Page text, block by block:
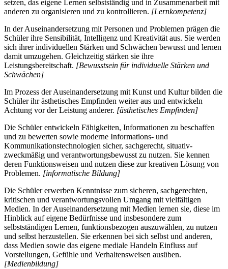
setzen, das eigene Lernen selbstständig und in Zusammenarbeit mit
anderen zu organisieren und zu kontrollieren. [Lernkompetenz]
In der Auseinandersetzung mit Personen und Problemen prägen die
Schüler ihre Sensibilität, Intelligenz und Kreativität aus. Sie werden
sich ihrer individuellen Stärken und Schwächen bewusst und lernen
damit umzugehen. Gleichzeitig stärken sie ihre
Leistungsbereitschaft. [Bewusstsein für individuelle Stärken und
Schwächen]
Im Prozess der Auseinandersetzung mit Kunst und Kultur bilden die
Schüler ihr ästhetisches Empfinden weiter aus und entwickeln
Achtung vor der Leistung anderer. [ästhetisches Empfinden]
Die Schüler entwickeln Fähigkeiten, Informationen zu beschaffen
und zu bewerten sowie moderne Informations- und
Kommunikationstechnologien sicher, sachgerecht, situativ-
zweckmäßig und verantwortungsbewusst zu nutzen. Sie kennen
deren Funktionsweisen und nutzen diese zur kreativen Lösung von
Problemen. [informatische Bildung]
Die Schüler erwerben Kenntnisse zum sicheren, sachgerechten,
kritischen und verantwortungsvollen Umgang mit vielfältigen
Medien. In der Auseinandersetzung mit Medien lernen sie, diese im
Hinblick auf eigene Bedürfnisse und insbesondere zum
selbstständigen Lernen, funktionsbezogen auszuwählen, zu nutzen
und selbst herzustellen. Sie erkennen bei sich selbst und anderen,
dass Medien sowie das eigene mediale Handeln Einfluss auf
Vorstellungen, Gefühle und Verhaltensweisen ausüben.
[Medienbildung]